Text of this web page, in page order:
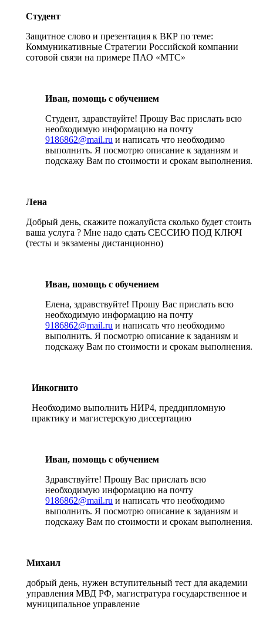
Студент
Защитное слово и презентация к ВКР по теме:
Коммуникативные Стратегии Российской компании
сотовой связи на примере ПАО «МТС»
Иван, помощь с обучением
Студент, здравствуйте! Прошу Вас прислать всю
необходимую информацию на почту
9186862@mail.ru и написать что необходимо
выполнить. Я посмотрю описание к заданиям и
подскажу Вам по стоимости и срокам выполнения.
Лена
Добрый день, скажите пожалуйста сколько будет стоить
ваша услуга ? Мне надо сдать СЕССИЮ ПОД КЛЮЧ
(тесты и экзамены дистанционно)
Иван, помощь с обучением
Елена, здравствуйте! Прошу Вас прислать всю
необходимую информацию на почту
9186862@mail.ru и написать что необходимо
выполнить. Я посмотрю описание к заданиям и
подскажу Вам по стоимости и срокам выполнения.
Инкогнито
Необходимо выполнить НИР4, преддипломную
практику и магистерскую диссертацию
Иван, помощь с обучением
Здравствуйте! Прошу Вас прислать всю
необходимую информацию на почту
9186862@mail.ru и написать что необходимо
выполнить. Я посмотрю описание к заданиям и
подскажу Вам по стоимости и срокам выполнения.
Михаил
добрый день, нужен вступительный тест для академии
управления МВД РФ, магистратура государственное и
муниципальное управление